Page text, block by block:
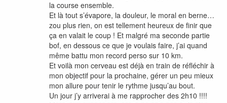
la course ensemble.
Et là tout s’évapore, la douleur, le moral en berne…
zou plus rien, on est tellement heureux de finir que
ça en valait le coup ! Et malgré ma seconde partie
bof, en dessous ce que je voulais faire, j’ai quand
même battu mon record perso sur 10 km.
Et voilà mon cerveau est déjà en train de réfléchir à
mon objectif pour la prochaine, gérer un peu mieux
mon allure pour tenir le rythme jusqu’au bout.
Un jour j’y arriverai à me rapprocher des 2h10 !!!!